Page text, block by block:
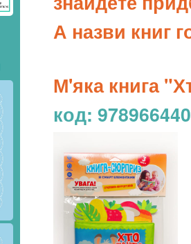
А назви книг
М'яка книга
код: